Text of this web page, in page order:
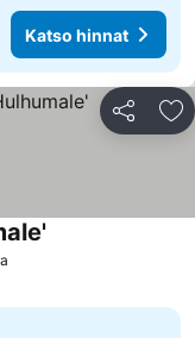
Katso hinnat
Jaa